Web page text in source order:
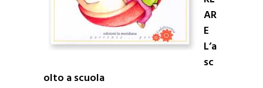
AR
E
L’a
sc
olto a scuola